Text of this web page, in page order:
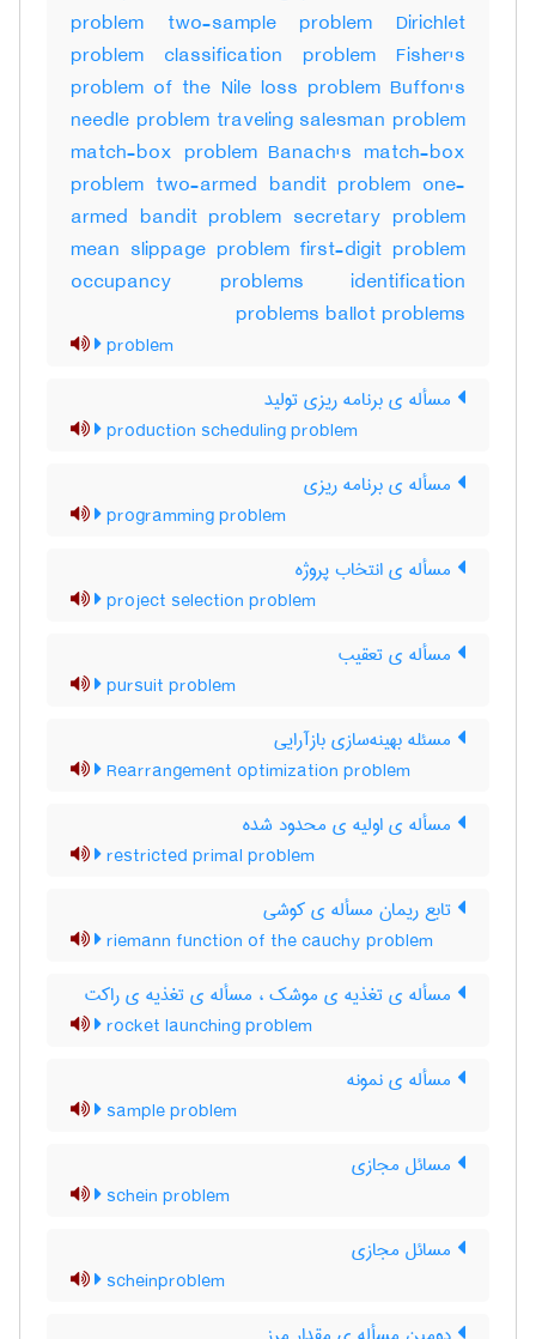
problem two-sample problem Dirichlet
problem classification problem Fisher's
problem of the Nile loss problem Buffon's
needle problem traveling salesman problem
match-box problem Banach's match-box
problem two-armed bandit problem one-
armed bandit problem secretary problem
mean slippage problem first-digit problem
occupancy problems identification
problems ballot problems
problem
مسأله ی برنامه ریزی تولید
production scheduling problem
مسأله ی برنامه ریزی
programming problem
مسأله ی انتخاب پروژه
project selection problem
مسأله ی تعقیب
pursuit problem
مسئله بهینه‌سازی بازآرایی
Rearrangement optimization problem
مسأله ی اولیه ی محدود شده
restricted primal problem
تابع ریمان مسأله ی کوشی
riemann function of the cauchy problem
مسأله ی تغذیه ی موشک ، مسأله ی تغذیه ی راکت
rocket launching problem
مسأله ی نمونه
sample problem
مسائل مجازی
schein problem
مسائل مجازی
scheinproblem